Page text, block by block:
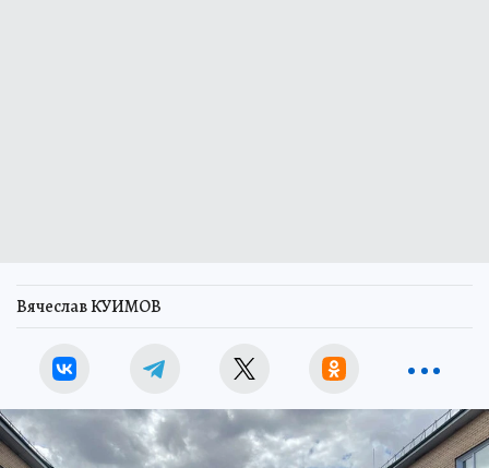
Вячеслав КУИМОВ